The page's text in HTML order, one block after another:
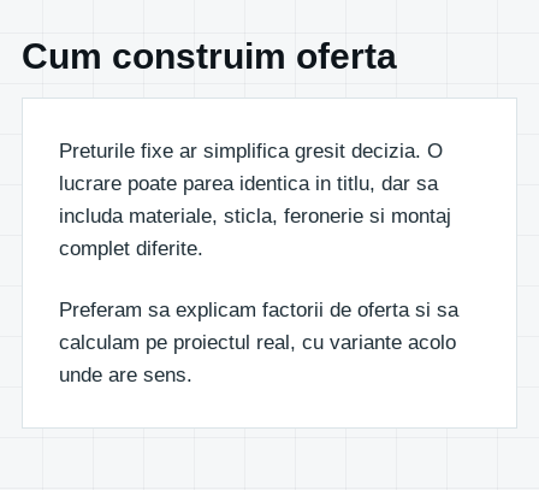
Cum construim oferta
Preturile fixe ar simplifica gresit decizia. O
lucrare poate parea identica in titlu, dar sa
includa materiale, sticla, feronerie si montaj
complet diferite.
Preferam sa explicam factorii de oferta si sa
calculam pe proiectul real, cu variante acolo
unde are sens.